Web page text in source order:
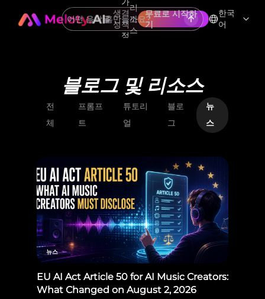
홈
생
성
격
책
정
리
소
스
무료로 시작하
기
한국
어
블로그 및 리소스
전
체
프롬프
트
튜토리
얼
블로
그
뉴
스
뉴스
EU AI Act Article 50 for AI Music Creators:
What Changed on August 2, 2026